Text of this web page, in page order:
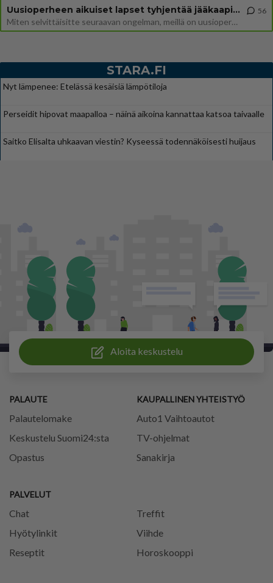
Uusioperheen aikuiset lapset tyhjentää jääkaapin käydessään
Miten selvittäisitte seuraavan ongelman, meillä on uusioperhe, minulla teini-ikäiset lapset ja puolisolla aikuiset, jotk
56
STARA.FI
Nyt lämpenee: Etelässä kesäisiä lämpötiloja
Perseidit hipovat maapalloa – näinä aikoina kannattaa katsoa taivaalle
Saitko Elisalta uhkaavan viestin? Kyseessä todennäköisesti huijaus
Aloita keskustelu
PALAUTE
Palautelomake
Keskustelu Suomi24:sta
Opastus
PALVELUT
Chat
Treffit
Hyötylinkit
Viihde
Reseptit
Horoskooppi
KAUPALLINEN YHTEISTYÖ
Auto1 Vaihtoautot
TV-ohjelmat
Sanakirja